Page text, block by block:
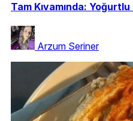
Tam Kıvamında:
Arzum Seriner